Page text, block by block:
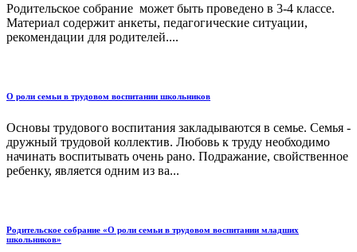
Родительское собрание может быть проведено в 3-4 классе.
Материал содержит анкеты, педагогические ситуации,
рекомендации для родителей....
О роли семьи в трудовом воспитании школьников
Основы трудового воспитания закладываются в семье. Семья -
дружный трудовой коллектив. Любовь к труду необходимо
начинать воспитывать очень рано. Подражание, свойственное
ребенку, является одним из ва...
Родительское собрание «О роли семьи в трудовом воспитании младших
школьников»